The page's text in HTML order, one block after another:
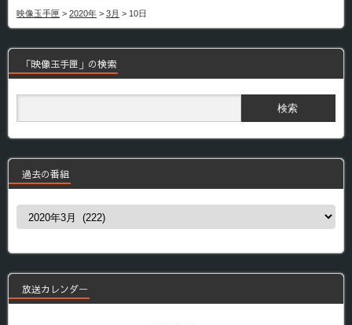
映像玉手匣 > 2020年 > 3月 > 10日
「映像玉手匣」の検索
過去の番組
過
組
放送カレンダー